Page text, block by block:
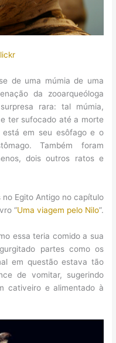
de uma múmia de uma
da zooarqueóloga
rara: tal múmia,
ter sufocado até a morte
em seu esôfago e o
Também foram
dois outros ratos e
Egito Antigo no capítulo
“Uma viagem pelo Nilo”.
essa teria comido a sua
partes como os
em questão estava tão
de vomitar, sugerindo
cativeiro e alimentado à